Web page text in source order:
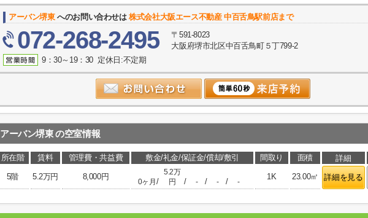
アーバン堺東へのお問い合わせは株式会社大阪エース不動産 中百舌鳥駅前店まで
072-268-2495
〒591-8023
大阪府堺市北区中百舌鳥町５丁799-2
9：30～19：30 定休日:不定期
アーバン堺東 の空室情報
所在階 賃料 管理費・共益費 敷金/礼金/保証金/償却/敷引 間取り 面積 詳細
5階
5.2万円 8,000円
0ヶ月 /
5.2万
円
/ - / - / -
1K 23.00㎡ 詳細を見る